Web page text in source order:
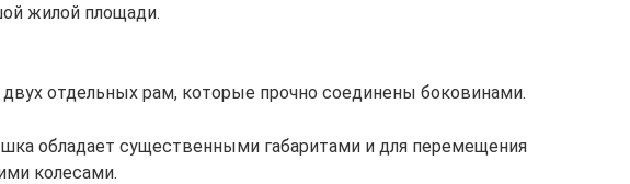
жилой площади.
отдельных рам, которые прочно соединены боковинами.
обладает существенными габаритами и для перемещения
колесами.